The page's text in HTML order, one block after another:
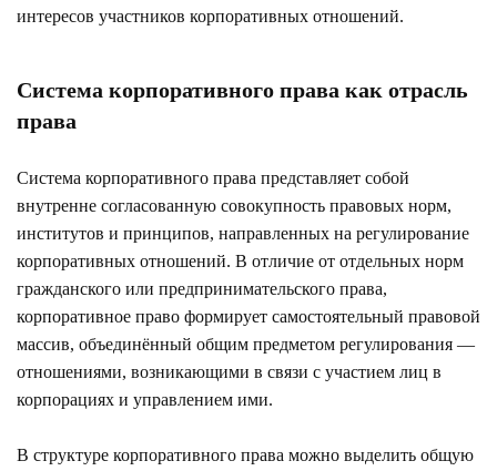
интересов участников корпоративных отношений.
Система корпоративного права как отрасль
права
Система корпоративного права представляет собой
внутренне согласованную совокупность правовых норм,
институтов и принципов, направленных на регулирование
корпоративных отношений. В отличие от отдельных норм
гражданского или предпринимательского права,
корпоративное право формирует самостоятельный правовой
массив, объединённый общим предметом регулирования —
отношениями, возникающими в связи с участием лиц в
корпорациях и управлением ими.
В структуре корпоративного права можно выделить общую